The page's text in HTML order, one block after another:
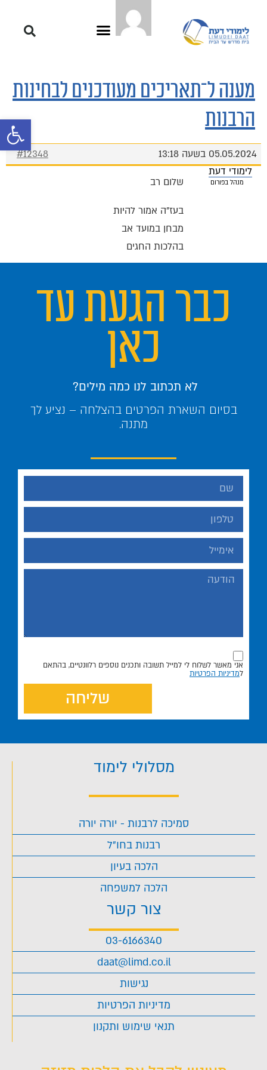
פתח
מענה ל־תאריכים מעודכנים לבחינות
הרבנות
05.05.2024 בשעה 13:18
#12348
לימודי דעת
מנהל בפורום שלום רב
בעז"ה אמור להיות
מבחן במועד אב
בהלכות החגים
כבר הגעת עד
כאן
לא תכתוב לנו כמה מילים?
בסיום השארת הפרטים בהצלחה – נציע לך
מתנה.
אני מאשר לשלוח לי למייל תשובה ותכנים נוספים רלוונטיים, בהתאם
למדיניות הפרטיות
שליחה
מסלולי לימוד
סמיכה לרבנות - יורה יורה
רבנות בחו"ל
הלכה בעיון
הלכה למשפחה
צור קשר
03-6166340
daat@limd.co.il
נגישות
מדיניות הפרטיות
תנאי שימוש ותקנון